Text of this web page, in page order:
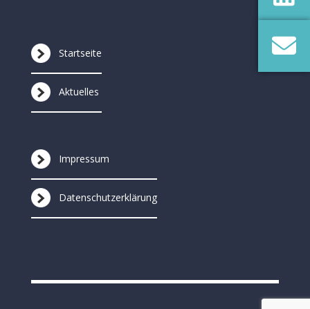
Startseite
Aktuelles
Impressum
Datenschutzerklärung